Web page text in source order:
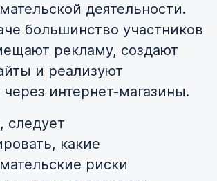
деятельности.
большинство участников
рекламу, создают
и реализуют
интернет-магазины.
следует
какие
риски